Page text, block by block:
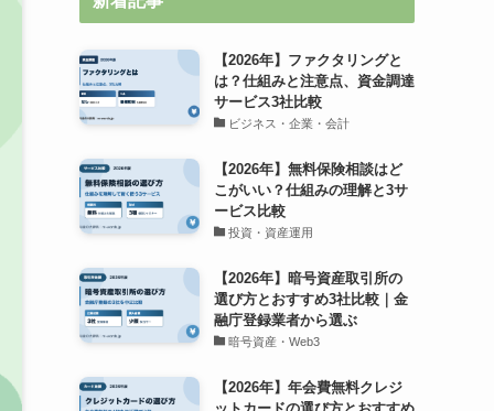
【2026年】ファクタリングと
は？仕組みと注意点、資金調達
サービス3社比較
ビジネス・企業・会計
【2026年】無料保険相談はど
こがいい？仕組みの理解と3サ
ービス比較
投資・資産運用
【2026年】暗号資産取引所の
選び方とおすすめ3社比較｜金
融庁登録業者から選ぶ
暗号資産・Web3
【2026年】年会費無料クレジ